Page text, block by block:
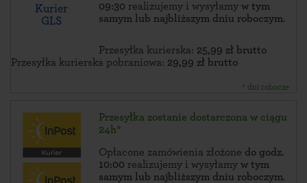
Kurier
GLS
09:30 realizujemy i wysyłamy w tym
samym lub najbliższym dniu roboczym.
Przesyłka kurierska: 25,99 zł brutto
Przesyłka kurierska pobraniowa: 29,99 zł brutto
* dni robocze
Przesyłka zostanie dostarczona w ciągu
24h*
Opłacone zamówienia złożone do godz.
10:00 realizujemy i wysyłamy w tym
samym lub najbliższym dniu roboczym.